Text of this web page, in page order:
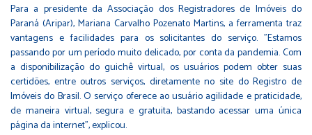
Para a presidente da Associação dos Registradores de Imóveis do
Paraná (Aripar), Mariana Carvalho Pozenato Martins, a ferramenta traz
vantagens e facilidades para os solicitantes do serviço. "Estamos
passando por um período muito delicado, por conta da pandemia. Com
a disponibilização do guichê virtual, os usuários podem obter suas
certidões, entre outros serviços, diretamente no site do Registro de
Imóveis do Brasil. O serviço oferece ao usuário agilidade e praticidade,
de maneira virtual, segura e gratuita, bastando acessar uma única
página da internet", explicou.